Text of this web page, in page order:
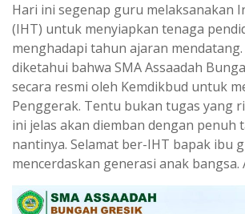
Hari ini segenap guru melaksanakan
(IHT) untuk menyiapkan tenaga
menghadapi tahun ajaran
diketahui bahwa SMA Assaadah
secara resmi oleh Kemdikbud untuk
Penggerak. Tentu bukan tugas yang
ini jelas akan diemban dengan penuh
nantinya. Selamat ber-IHT bapak ibu
mencerdaskan generasi anak bangsa.